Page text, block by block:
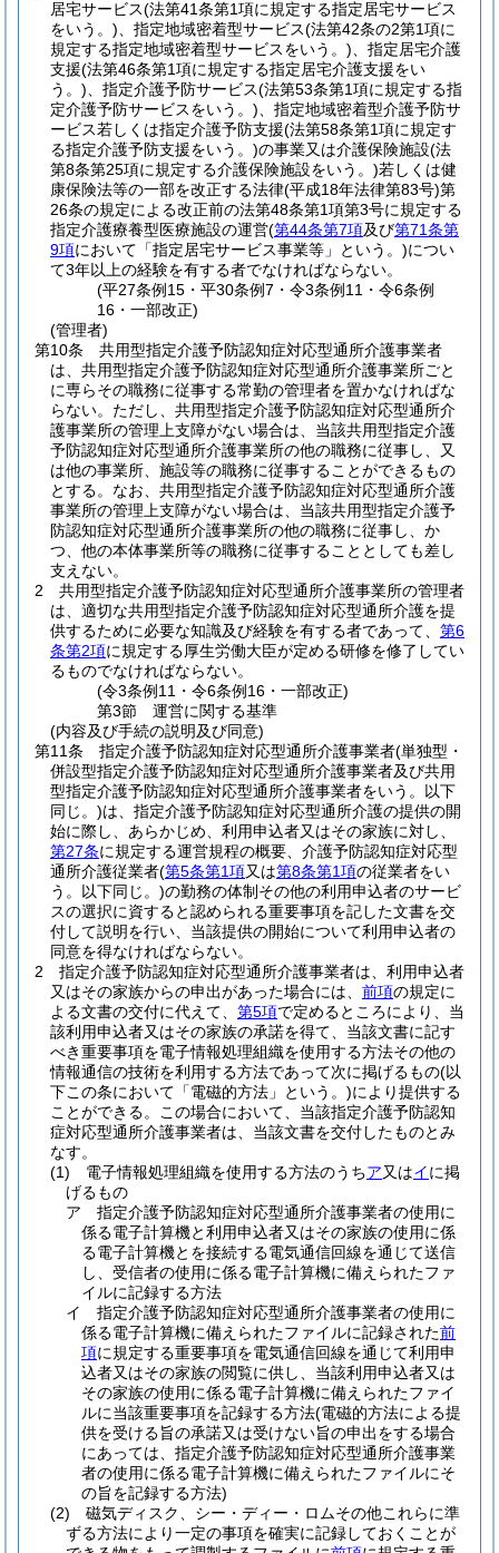
居宅サービス(法第41条第1項に規定する指定居宅サービス
をいう。) 、指定地域密着型サービス(法第42条の2第1項に
規定する指定地域密着型サービスをいう。) 、指定居宅介護
支援(法第46条第1項に規定する指定居宅介護支援をい
う。) 、指定介護予防サービス(法第53条第1項に規定する指
定介護予防サービスをいう。) 、指定地域密着型介護予防サ
ービス若しくは指定介護予防支援(法第58条第1項に規定す
る指定介護予防支援をいう。)の事業又は介護保険施設(法
第8条第25項に規定する介護保険施設をいう。)若しくは健
康保険法等の一部を改正する法律(平成18年法律第83号)第
26条の規定による改正前の法第48条第1項第3号に規定する
指定介護療養型医療施設の運営(第44条第7項及び第71条第
9項において「指定居宅サービス事業等」という。)につい
て3年以上の経験を有する者でなければならない。
(平27条例15・平30条例7・令3条例11・令6条例
16・一部改正)
(管理者)
第10条
共用型指定介護予防認知症対応型通所介護事業者
は、共用型指定介護予防認知症対応型通所介護事業所ごと
に専らその職務に従事する常勤の管理者を置かなければな
らない。 ただし、共用型指定介護予防認知症対応型通所介
護事業所の管理上支障がない場合は、当該共用型指定介護
予防認知症対応型通所介護事業所の他の職務に従事し、又
は他の事業所、施設等の職務に従事することができるもの
とする。 なお、共用型指定介護予防認知症対応型通所介護
事業所の管理上支障がない場合は、当該共用型指定介護予
防認知症対応型通所介護事業所の他の職務に従事し、か
つ、他の本体事業所等の職務に従事することとしても差し
支えない。
2
共用型指定介護予防認知症対応型通所介護事業所の管理者
は、適切な共用型指定介護予防認知症対応型通所介護を提
供するために必要な知識及び経験を有する者であって、 第6
条第2項に規定する厚生労働大臣が定める研修を修了してい
るものでなければならない。
(令3条例11・令6条例16・一部改正)
第3節
運営に関する基準
(内容及び手続の説明及び同意)
第11条
指定介護予防認知症対応型通所介護事業者(単独型・
併設型指定介護予防認知症対応型通所介護事業者及び共用
型指定介護予防認知症対応型通所介護事業者をいう。以下
同じ。)は、指定介護予防認知症対応型通所介護の提供の開
始に際し、あらかじめ、利用申込者又はその家族に対し、
第27条に規定する運営規程の概要、介護予防認知症対応型
通所介護従業者(第5条第1項又は第8条第1項の従業者をい
う。以下同じ。)の勤務の体制その他の利用申込者のサービ
スの選択に資すると認められる重要事項を記した文書を交
付して説明を行い、当該提供の開始について利用申込者の
同意を得なければならない。
2
指定介護予防認知症対応型通所介護事業者は、利用申込者
又はその家族からの申出があった場合には、 前項の規定に
よる文書の交付に代えて、 第5項で定めるところにより、当
該利用申込者又はその家族の承諾を得て、当該文書に記す
べき重要事項を電子情報処理組織を使用する方法その他の
情報通信の技術を利用する方法であって次に掲げるもの(以
下この条において「電磁的方法」という。)により提供する
ことができる。
この場合において、当該指定介護予防認知
症対応型通所介護事業者は、当該文書を交付したものとみ
なす。
(1)
電子情報処理組織を使用する方法のうちア又はイに掲
げるもの
ア
指定介護予防認知症対応型通所介護事業者の使用に
係る電子計算機と利用申込者又はその家族の使用に係
る電子計算機とを接続する電気通信回線を通じて送信
し、受信者の使用に係る電子計算機に備えられたファ
イルに記録する方法
イ
指定介護予防認知症対応型通所介護事業者の使用に
係る電子計算機に備えられたファイルに記録された前
項に規定する重要事項を電気通信回線を通じて利用申
込者又はその家族の閲覧に供し、当該利用申込者又は
その家族の使用に係る電子計算機に備えられたファイ
ルに当該重要事項を記録する方法(電磁的方法による提
供を受ける旨の承諾又は受けない旨の申出をする場合
にあっては、指定介護予防認知症対応型通所介護事業
者の使用に係る電子計算機に備えられたファイルにそ
の旨を記録する方法)
(2)
磁気ディスク、シー・ディー・ロムその他これらに準
ずる方法により一定の事項を確実に記録しておくことが